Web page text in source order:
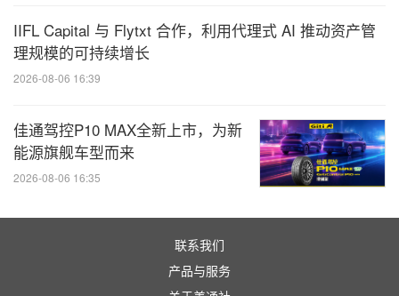
IIFL Capital 与 Flytxt 合作，利用代理式 AI 推动资产管
理规模的可持续增长
2026-08-06 16:39
佳通驾控P10 MAX全新上市，为新
能源旗舰车型而来
2026-08-06 16:35
联系我们
产品与服务